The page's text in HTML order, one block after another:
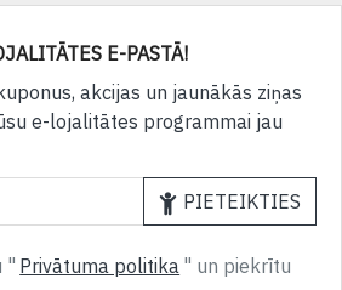
E-PASTĀ!
akcijas un jaunākās ziņas
e-lojalitātes programmai jau
PIETEIKTIES
" Privātuma politika " un piekrītu